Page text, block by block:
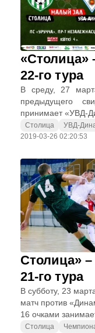
«Столица»
22-го тура
В среду, 27
предыдущего
принимает «УВД-
Столица УВД-
2019-03-26 02:20:53
Столица»
21-го тура
В субботу, 23
матч против
16 очками
Столица